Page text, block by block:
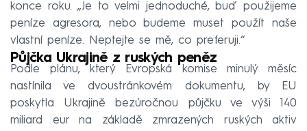
konce roku. „Je to velmi jednoduché, buď použijeme
peníze agresora, nebo budeme muset použít naše
vlastní peníze. Neptejte se mě, co preferuji.“
Půjčka Ukrajině z ruských peněz
Podle plánu, který Evropská komise minulý měsíc
nastínila ve dvoustránkovém dokumentu, by EU
poskytla Ukrajině bezúročnou půjčku ve výši 140
miliard eur na základě zmrazených ruských aktiv